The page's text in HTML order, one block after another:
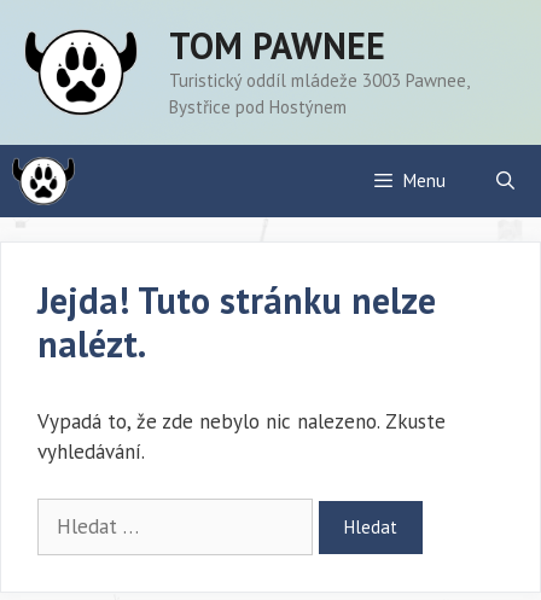
obsah
TOM PAWNEE
Turistický oddíl mládeže 3003 Pawnee,
Bystřice pod Hostýnem
Menu
Jejda! Tuto stránku nelze
nalézt.
Vypadá to, že zde nebylo nic nalezeno. Zkuste
vyhledávání.